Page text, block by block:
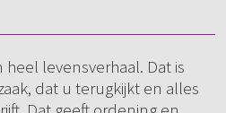
levensverhaal. Dat is
dat u terugkijkt en alles